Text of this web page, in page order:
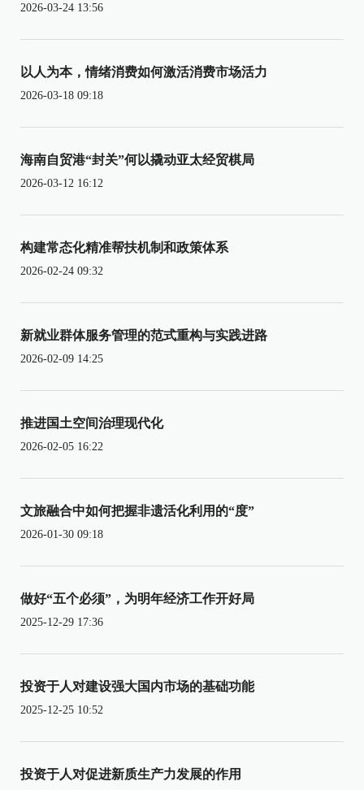
2026-03-24 13:56
以人为本，情绪消费如何激活消费市场活力
2026-03-18 09:18
海南自贸港“封关”何以撬动亚太经贸棋局
2026-03-12 16:12
构建常态化精准帮扶机制和政策体系
2026-02-24 09:32
新就业群体服务管理的范式重构与实践进路
2026-02-09 14:25
推进国土空间治理现代化
2026-02-05 16:22
文旅融合中如何把握非遗活化利用的“度”
2026-01-30 09:18
做好“五个必须”，为明年经济工作开好局
2025-12-29 17:36
投资于人对建设强大国内市场的基础功能
2025-12-25 10:52
投资于人对促进新质生产力发展的作用